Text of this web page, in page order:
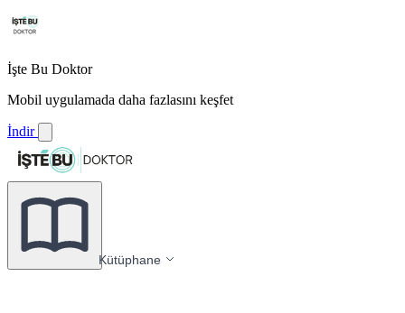
İşte Bu Doktor
Mobil uygulamada daha fazlasını keşfet
İndir
Kütüphane